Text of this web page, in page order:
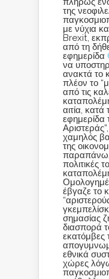
της
με νύχια
Brexit,
από τη
εφημερίδα
να
ανακτά το
πλέον το
από τις
αιτία,
εφημερίδα
χαμηλός
της
παραπάνω,
πολιτικές
έβγαζε το
σημασίας
διασπορά
εκατόμβες
εθνικά
χώρες